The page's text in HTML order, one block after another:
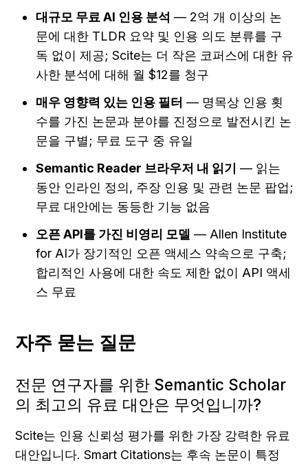
대규모 무료 AI 인용 분석 — 2억 개 이상의 논
문에 대한 TLDR 요약 및 인용 의도 분류를 구
독 없이 제공; Scite는 더 작은 코퍼스에 대한 유
사한 분석에 대해 월 $12를 청구
매우 영향력 있는 인용 필터 — 명목상 인용 횟
수를 가진 논문과 분야를 진정으로 발전시킨 논
문을 구별; 무료 도구 중 유일
Semantic Reader 브라우저 내 읽기 — 읽는
동안 인라인 정의, 주장 인용 및 관련 논문 팝업;
무료 대안에는 동등한 기능 없음
오픈 API를 가진 비영리 모델 — Allen Institute
for AI가 장기적인 오픈 액세스 약속으로 구축;
합리적인 사용에 대한 속도 제한 없이 API 액세
스 무료
자주 묻는 질문
전문 연구자를 위한 Semantic Scholar
의 최고의 유료 대안은 무엇입니까?
Scite는 인용 신뢰성 평가를 위한 가장 강력한 유료
대안입니다. Smart Citations는 후속 논문이 특정